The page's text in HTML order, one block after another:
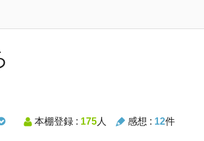
本棚登録 : 175人 感想 : 12件